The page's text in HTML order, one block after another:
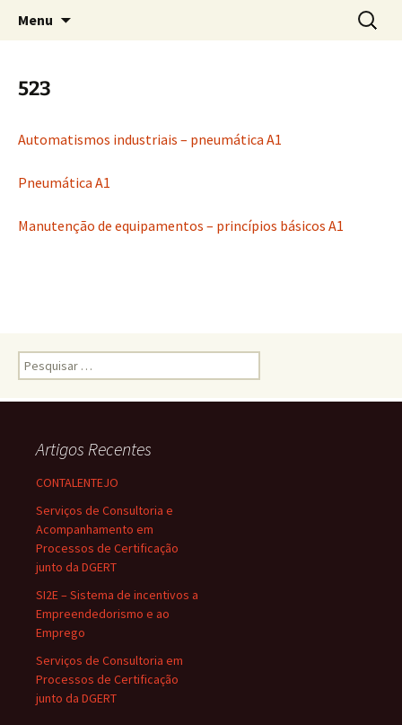
Menu
por:
523
Automatismos industriais – pneumática A1
Pneumática A1
Manutenção de equipamentos – princípios básicos A1
Pesquisar
por:
Artigos Recentes
CONTALENTEJO
Serviços de Consultoria e
Acompanhamento em
Processos de Certificação
junto da DGERT
SI2E – Sistema de incentivos a
Empreendedorismo e ao
Emprego
Serviços de Consultoria em
Processos de Certificação
junto da DGERT